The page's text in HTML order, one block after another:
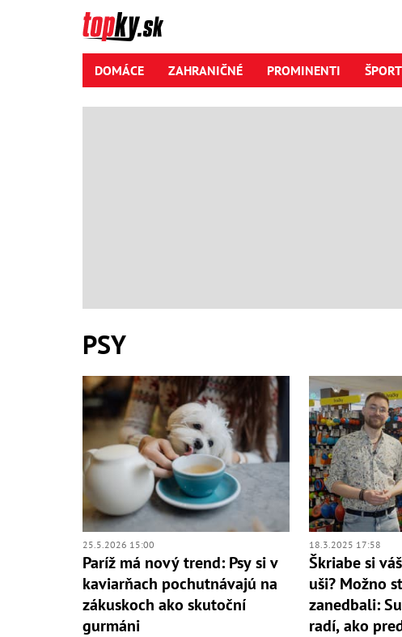
DOMÁCE ZAHRANIČNÉ PROMINENTI ŠPORT
PSY
25.5.2026 15:00
Paríž má nový trend: Psy si v
kaviarňach pochutnávajú na
zákuskoch ako skutoční
gurmáni
18.3.2025 17:58
Škriabe si
uši? Možno
zanedbali:
radí, ako